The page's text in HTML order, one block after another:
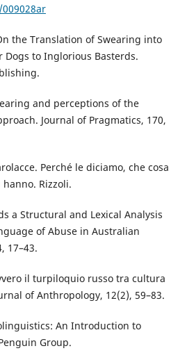
the Translation of Swearing into
Dogs to Inglorious Basterds.
and perceptions of the
Journal of Pragmatics, 170,
Perché le diciamo, che cosa
Rizzoli.
a Structural and Lexical Analysis
of Abuse in Australian
17–43.
il turpiloquio russo tra cultura
of Anthropology, 12(2), 59–83.
An Introduction to
Group.